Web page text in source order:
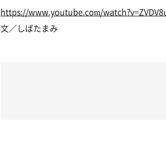
https://www.youtube.com/
文／しばたまみ